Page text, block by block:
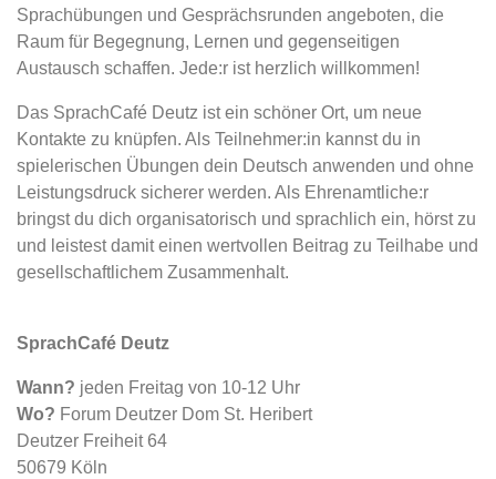
Sprachübungen und Gesprächsrunden angeboten, die
Raum für Begegnung, Lernen und gegenseitigen
Austausch schaffen. Jede:r ist herzlich willkommen!
Das SprachCafé Deutz ist ein schöner Ort, um neue
Kontakte zu knüpfen. Als Teilnehmer:in kannst du in
spielerischen Übungen dein Deutsch anwenden und ohne
Leistungsdruck sicherer werden. Als Ehrenamtliche:r
bringst du dich organisatorisch und sprachlich ein, hörst zu
und leistest damit einen wertvollen Beitrag zu Teilhabe und
gesellschaftlichem Zusammenhalt.
SprachCafé Deutz
Wann? jeden Freitag von 10-12 Uhr
Wo? Forum Deutzer Dom St. Heribert
Deutzer Freiheit 64
50679 Köln